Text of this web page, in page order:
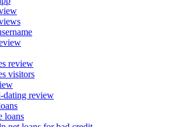
review
visitors
dating review
loans